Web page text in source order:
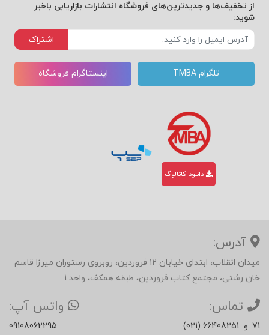
از تخفیف‌ها و جدیدترین‌های فروشگاه انتشارات بازاریابی باخبر
شوید:
اشتراک
تلگرام TMBA اینستاگرام فروشگاه
دانلود کاتالوگ
آدرس:
میدان انقلاب، ابتدای خیابان 12 فروردین، روبروی رستوران میرزا قاسم
خان رشتی، مجتمع کتاب فروردین، طبقه همکف، واحد 1
تماس:
(021) 66408251 و 71
واتس آپ:
09108062295